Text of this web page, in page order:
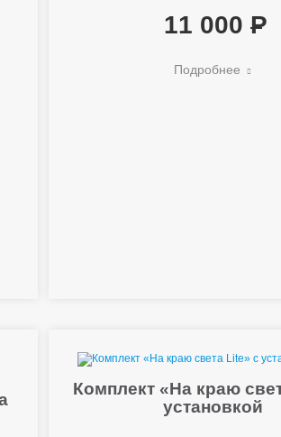
11 000
Подробнее
Комплект «На краю
установкой